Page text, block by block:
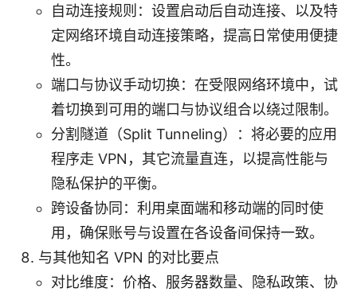
自动连接规则：设置启动后自动连接、以及特
定网络环境自动连接策略，提高日常使用便捷
性。
端口与协议手动切换：在受限网络环境中，试
着切换到可用的端口与协议组合以绕过限制。
分割隧道（Split Tunneling）：将必要的应用
程序走 VPN，其它流量直连，以提高性能与
隐私保护的平衡。
跨设备协同：利用桌面端和移动端的同时使
用，确保账号与设置在各设备间保持一致。
与其他知名 VPN 的对比要点
对比维度：价格、服务器数量、隐私政策、协